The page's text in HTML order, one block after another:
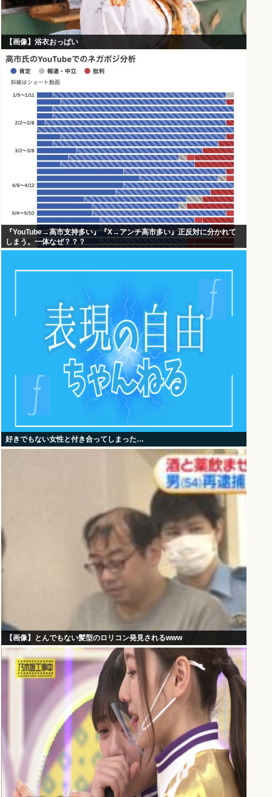
【画像】浴衣おっぱい
『YouTube→高市支持多い』『X→アンチ高市多い』正反対に分かれて
しまう。一体なぜ？？？
好きでもない女性と付き合ってしまった…
【画像】とんでもない髪型のロリコン発見されるwww